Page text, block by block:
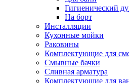
Гигиенический
На борт
Инсталляции
Кухонные мойки
Раковины
Комплектующие для
Смывные бачки
Сливная арматура
Комплектующие для